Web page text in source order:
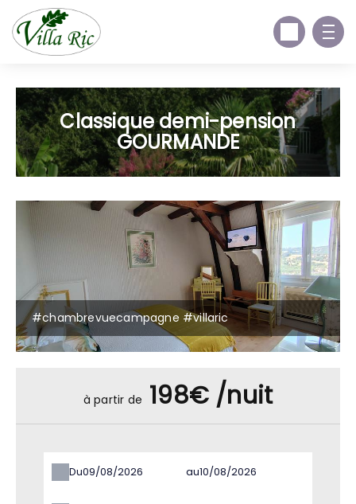
Classique demi-pension
GOURMANDE
#chambrevuecampagne #villaric
à partir de 198€ /nuit
Du au